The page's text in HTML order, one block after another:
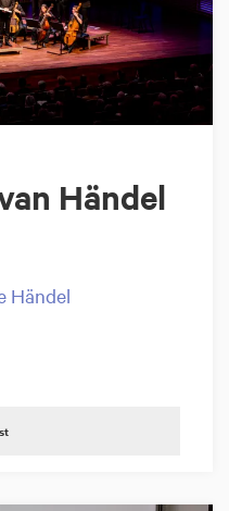
Händel
Händel